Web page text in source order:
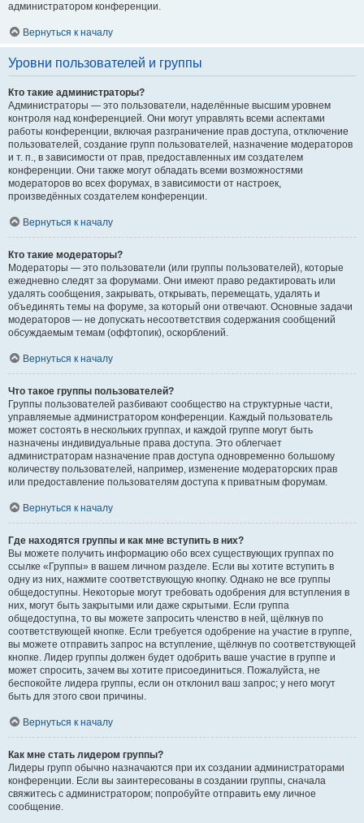
администратором конференции.
Вернуться к началу
Уровни пользователей и группы
Кто такие администраторы?
Администраторы — это пользователи, наделённые высшим уровнем
контроля над конференцией. Они могут управлять всеми аспектами
работы конференции, включая разграничение прав доступа, отключение
пользователей, создание групп пользователей, назначение модераторов
и т. п., в зависимости от прав, предоставленных им создателем
конференции. Они также могут обладать всеми возможностями
модераторов во всех форумах, в зависимости от настроек,
произведённых создателем конференции.
Вернуться к началу
Кто такие модераторы?
Модераторы — это пользователи (или группы пользователей), которые
ежедневно следят за форумами. Они имеют право редактировать или
удалять сообщения, закрывать, открывать, перемещать, удалять и
объединять темы на форуме, за который они отвечают. Основные задачи
модераторов — не допускать несоответствия содержания сообщений
обсуждаемым темам (оффтопик), оскорблений.
Вернуться к началу
Что такое группы пользователей?
Группы пользователей разбивают сообщество на структурные части,
управляемые администратором конференции. Каждый пользователь
может состоять в нескольких группах, и каждой группе могут быть
назначены индивидуальные права доступа. Это облегчает
администраторам назначение прав доступа одновременно большому
количеству пользователей, например, изменение модераторских прав
или предоставление пользователям доступа к приватным форумам.
Вернуться к началу
Где находятся группы и как мне вступить в них?
Вы можете получить информацию обо всех существующих группах по
ссылке «Группы» в вашем личном разделе. Если вы хотите вступить в
одну из них, нажмите соответствующую кнопку. Однако не все группы
общедоступны. Некоторые могут требовать одобрения для вступления в
них, могут быть закрытыми или даже скрытыми. Если группа
общедоступна, то вы можете запросить членство в ней, щёлкнув по
соответствующей кнопке. Если требуется одобрение на участие в группе,
вы можете отправить запрос на вступление, щёлкнув по соответствующей
кнопке. Лидер группы должен будет одобрить ваше участие в группе и
может спросить, зачем вы хотите присоединиться. Пожалуйста, не
беспокойте лидера группы, если он отклонил ваш запрос; у него могут
быть для этого свои причины.
Вернуться к началу
Как мне стать лидером группы?
Лидеры групп обычно назначаются при их создании администраторами
конференции. Если вы заинтересованы в создании группы, сначала
свяжитесь с администратором; попробуйте отправить ему личное
сообщение.